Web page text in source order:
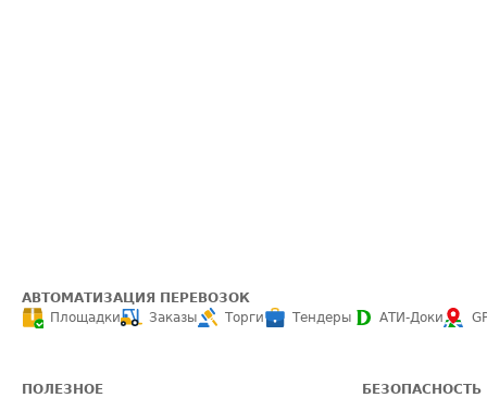
АВТОМАТИЗАЦИЯ ПЕРЕВОЗОК
Площадки
Заказы Торги Тендеры АТИ-Доки
ПОЛЕЗНОЕ БЕЗОПАСНОСТЬ